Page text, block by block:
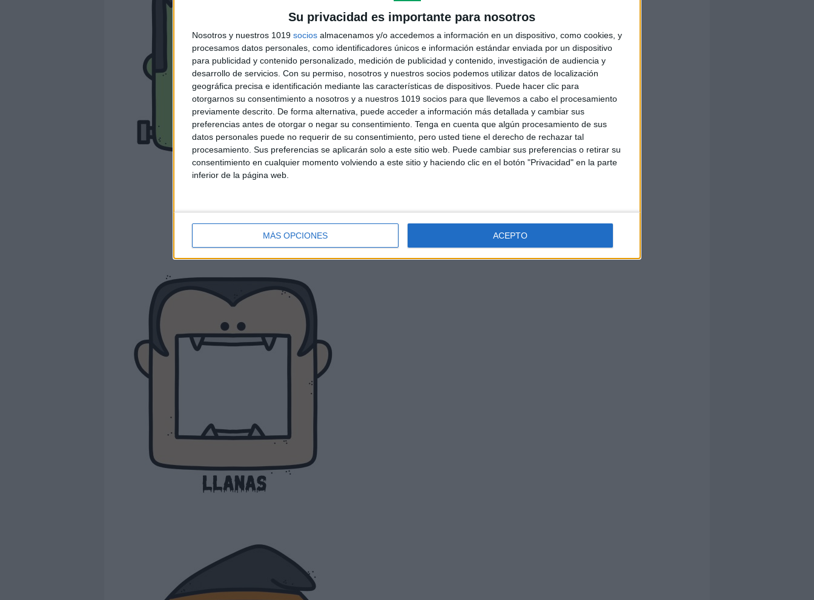
Su privacidad es importante para nosotros
Nosotros y nuestros 1019 socios almacenamos y/o accedemos a información en un dispositivo, como cookies, y
procesamos datos personales, como identificadores únicos e información estándar enviada por un dispositivo
para publicidad y contenido personalizado, medición de publicidad y contenido, investigación de audiencia y
desarrollo de servicios. Con su permiso, nosotros y nuestros socios podemos utilizar datos de localización
geográfica precisa e identificación mediante las características de dispositivos. Puede hacer clic para
otorgarnos su consentimiento a nosotros y a nuestros 1019 socios para que llevemos a cabo el procesamiento
previamente descrito. De forma alternativa, puede acceder a información más detallada y cambiar sus
preferencias antes de otorgar o negar su consentimiento. Tenga en cuenta que algún procesamiento de sus
datos personales puede no requerir de su consentimiento, pero usted tiene el derecho de rechazar tal
procesamiento. Sus preferencias se aplicarán solo a este sitio web. Puede cambiar sus preferencias o retirar su
consentimiento en cualquier momento volviendo a este sitio y haciendo clic en el botón "Privacidad" en la parte
inferior de la página web.
MÁS OPCIONES ACEPTO